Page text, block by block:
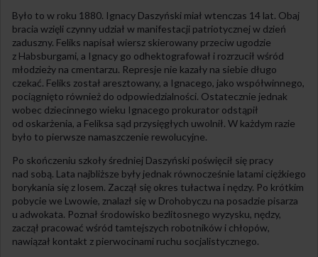
Było to w roku 1880. Ignacy Daszyński miał wtenczas 14 lat. Obaj
bracia wzięli czynny udział w manifestacji patriotycznej w dzień
zaduszny. Feliks napisał wiersz skierowany przeciw ugodzie
z Habsburgami, a Ignacy go odhektografował i rozrzucił wśród
młodzieży na cmentarzu. Represje nie kazały na siebie długo
czekać. Feliks został aresztowany, a Ignacego, jako współwinnego,
pociągnięto również do odpowiedzialności. Ostatecznie jednak
wobec dziecinnego wieku Ignacego prokurator odstąpił
od oskarżenia, a Feliksa sąd przysięgłych uwolnił. W każdym razie
było to pierwsze namaszczenie rewolucyjne.
Po skończeniu szkoły średniej Daszyński poświęcił się pracy
nad sobą. Lata najbliższe były jednak równocześnie latami ciężkiego
borykania się z losem. Zaczął się okres tułactwa i nędzy. Po krótkim
pobycie we Lwowie, znalazł się w Drohobyczu na posadzie pisarza
u adwokata. Poznał środowisko bezlitosnego wyzysku, nędzy,
zaczął pracować wśród tamtejszych robotników i chłopów,
nawiązał kontakt z pierwocinami ruchu socjalistycznego.